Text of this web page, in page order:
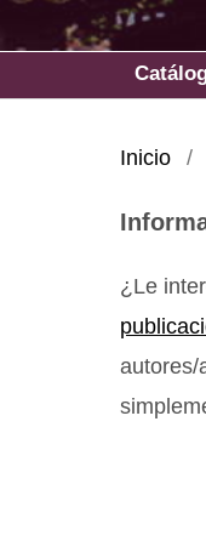
Inicio /
¿Le